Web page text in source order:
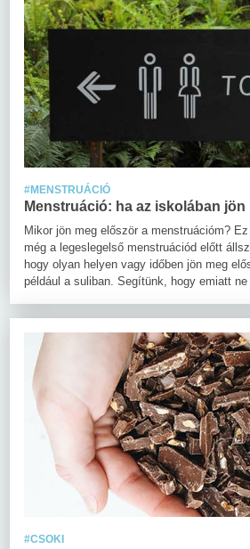
#MENSTRUÁCIÓ
Menstruáció: ha az iskolában
Mikor jön meg először a menstruációm?
még a legeslegelső menstruációd előtt
hogy olyan helyen vagy időben jön meg
például a suliban. Segítünk, hogy emiatt ne
#CSOKI